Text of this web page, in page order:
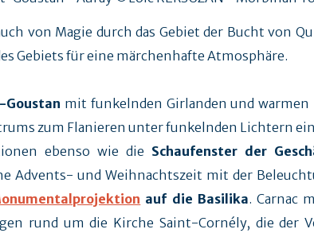
von Magie durch das Gebiet der Bucht von
Gebiets für eine märchenhafte Atmosphäre.
Goustan mit funkelnden Girlanden und
zum Flanieren unter funkelnden Lichtern
ebenso wie die Schaufenster der
Advents- und Weihnachtszeit mit der
auf die Basilika. Carnac
rund um die Kirche Saint-Cornély, die der